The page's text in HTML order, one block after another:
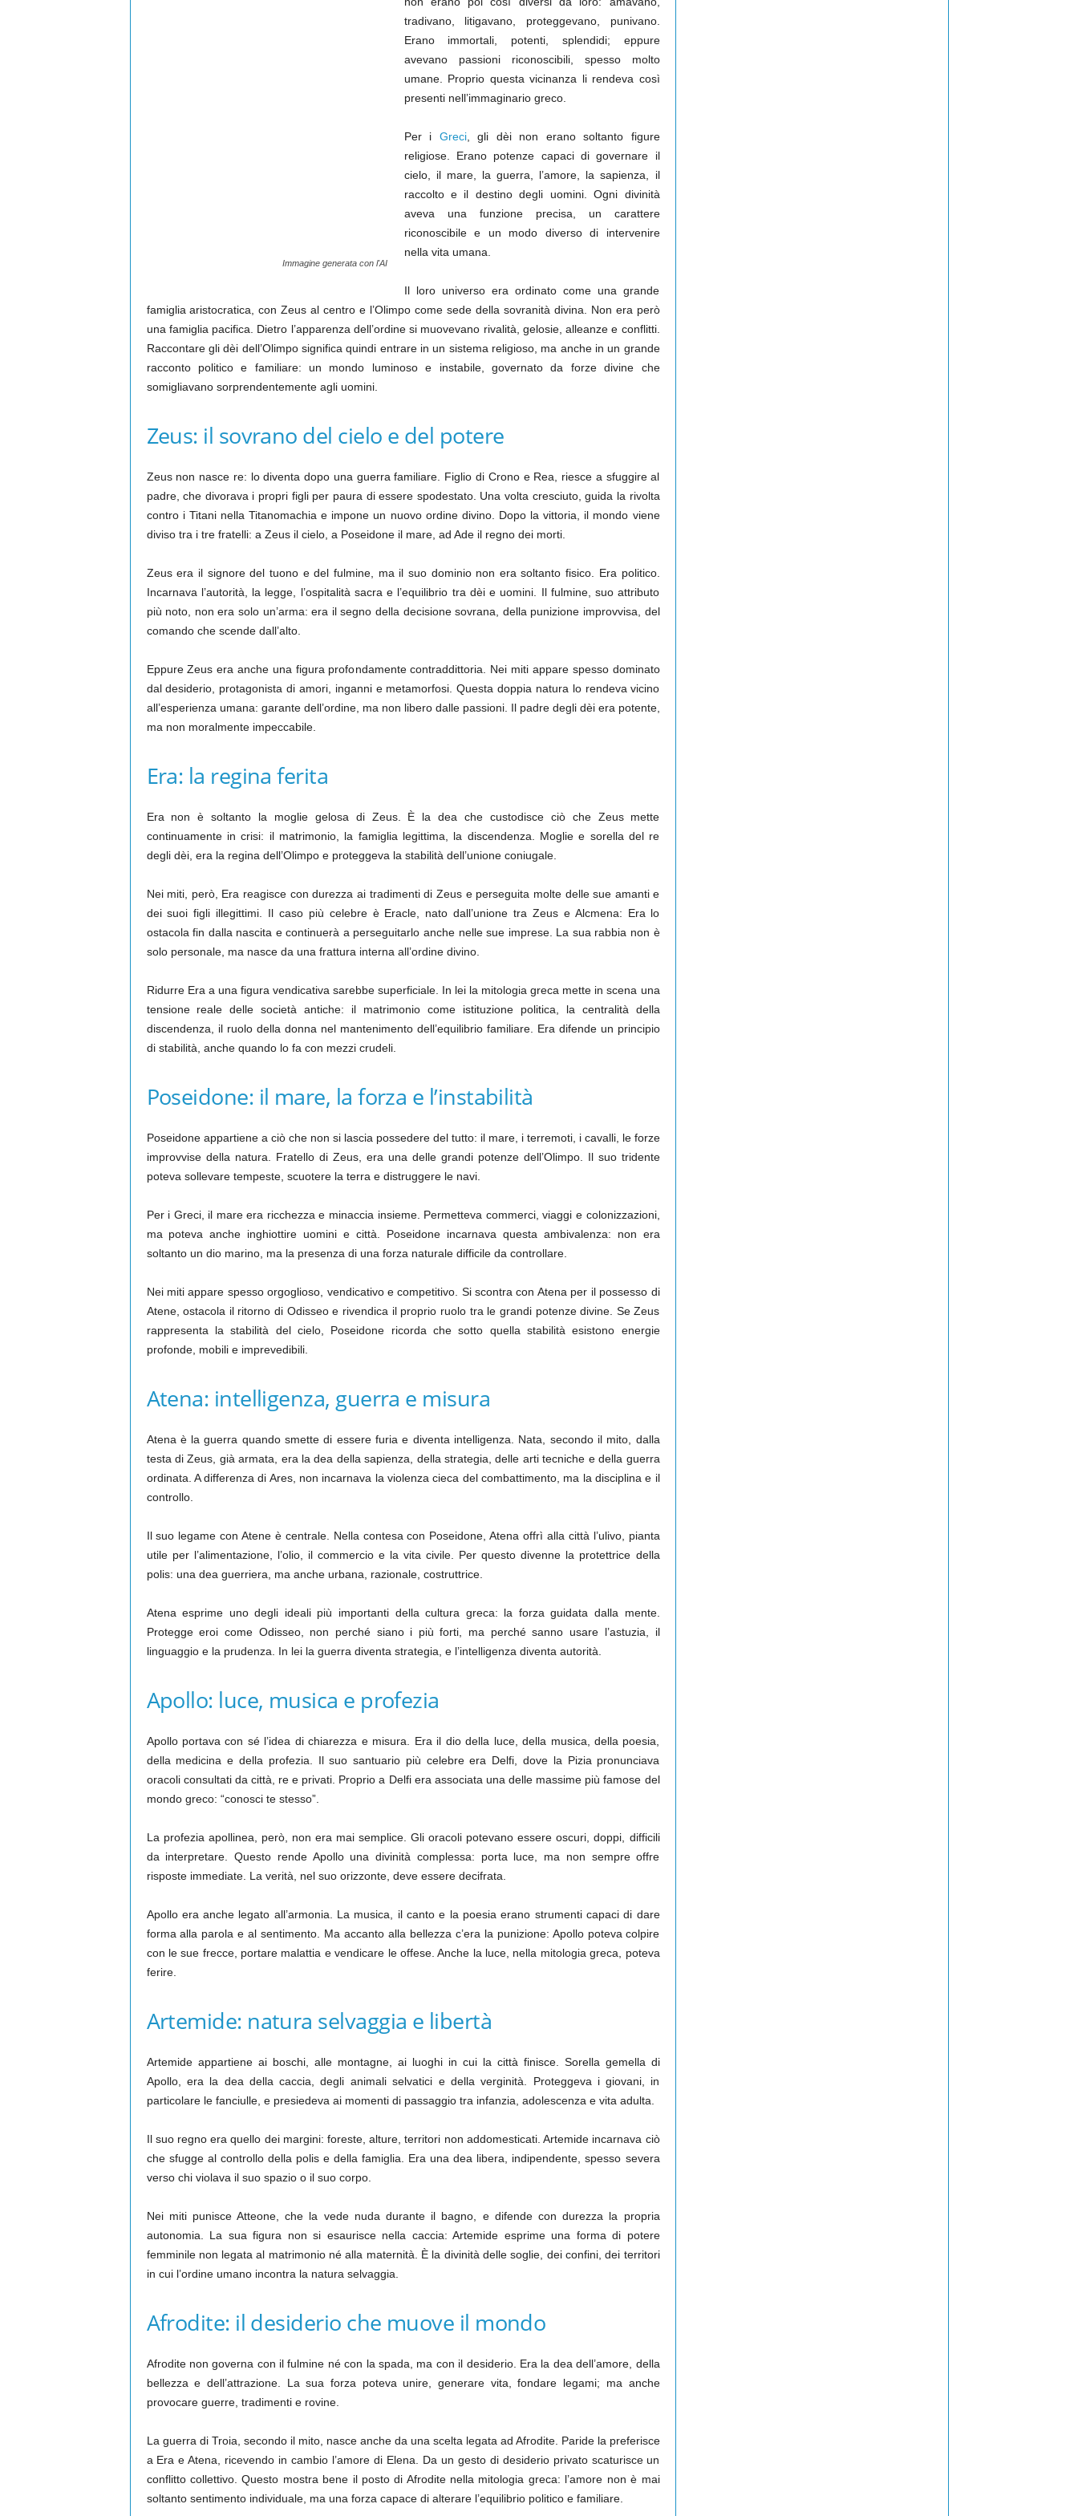
Immagine generata con l'AI
tradivano, litigavano, proteggevano, punivano.
Erano immortali, potenti, splendidi; eppure
avevano passioni riconoscibili, spesso molto
umane. Proprio questa vicinanza li rendeva così
presenti nell’immaginario greco.
Per i Greci, gli dèi non erano soltanto figure
religiose. Erano potenze capaci di governare il
cielo, il mare, la guerra, l’amore, la sapienza, il
raccolto e il destino degli uomini. Ogni divinità
aveva una funzione precisa, un carattere
riconoscibile e un modo diverso di intervenire
nella vita umana.
Il loro universo era ordinato come una grande
famiglia aristocratica, con Zeus al centro e l’Olimpo come sede della sovranità divina. Non era però
una famiglia pacifica. Dietro l’apparenza dell’ordine si muovevano rivalità, gelosie, alleanze e conflitti.
Raccontare gli dèi dell’Olimpo significa quindi entrare in un sistema religioso, ma anche in un grande
racconto politico e familiare: un mondo luminoso e instabile, governato da forze divine che
somigliavano sorprendentemente agli uomini.
Zeus: il sovrano del cielo e del potere
Zeus non nasce re: lo diventa dopo una guerra familiare. Figlio di Crono e Rea, riesce a sfuggire al
padre, che divorava i propri figli per paura di essere spodestato. Una volta cresciuto, guida la rivolta
contro i Titani nella Titanomachia e impone un nuovo ordine divino. Dopo la vittoria, il mondo viene
diviso tra i tre fratelli: a Zeus il cielo, a Poseidone il mare, ad Ade il regno dei morti.
Zeus era il signore del tuono e del fulmine, ma il suo dominio non era soltanto fisico. Era politico.
Incarnava l’autorità, la legge, l’ospitalità sacra e l’equilibrio tra dèi e uomini. Il fulmine, suo attributo
più noto, non era solo un’arma: era il segno della decisione sovrana, della punizione improvvisa, del
comando che scende dall’alto.
Eppure Zeus era anche una figura profondamente contraddittoria. Nei miti appare spesso dominato
dal desiderio, protagonista di amori, inganni e metamorfosi. Questa doppia natura lo rendeva vicino
all’esperienza umana: garante dell’ordine, ma non libero dalle passioni. Il padre degli dèi era potente,
ma non moralmente impeccabile.
Era: la regina ferita
Era non è soltanto la moglie gelosa di Zeus. È la dea che custodisce ciò che Zeus mette
continuamente in crisi: il matrimonio, la famiglia legittima, la discendenza. Moglie e sorella del re
degli dèi, era la regina dell’Olimpo e proteggeva la stabilità dell’unione coniugale.
Nei miti, però, Era reagisce con durezza ai tradimenti di Zeus e perseguita molte delle sue amanti e
dei suoi figli illegittimi. Il caso più celebre è Eracle, nato dall’unione tra Zeus e Alcmena: Era lo
ostacola fin dalla nascita e continuerà a perseguitarlo anche nelle sue imprese. La sua rabbia non è
solo personale, ma nasce da una frattura interna all’ordine divino.
Ridurre Era a una figura vendicativa sarebbe superficiale. In lei la mitologia greca mette in scena una
tensione reale delle società antiche: il matrimonio come istituzione politica, la centralità della
discendenza, il ruolo della donna nel mantenimento dell’equilibrio familiare. Era difende un principio
di stabilità, anche quando lo fa con mezzi crudeli.
Poseidone: il mare, la forza e l’instabilità
Poseidone appartiene a ciò che non si lascia possedere del tutto: il mare, i terremoti, i cavalli, le forze
improvvise della natura. Fratello di Zeus, era una delle grandi potenze dell’Olimpo. Il suo tridente
poteva sollevare tempeste, scuotere la terra e distruggere le navi.
Per i Greci, il mare era ricchezza e minaccia insieme. Permetteva commerci, viaggi e colonizzazioni,
ma poteva anche inghiottire uomini e città. Poseidone incarnava questa ambivalenza: non era
soltanto un dio marino, ma la presenza di una forza naturale difficile da controllare.
Nei miti appare spesso orgoglioso, vendicativo e competitivo. Si scontra con Atena per il possesso di
Atene, ostacola il ritorno di Odisseo e rivendica il proprio ruolo tra le grandi potenze divine. Se Zeus
rappresenta la stabilità del cielo, Poseidone ricorda che sotto quella stabilità esistono energie
profonde, mobili e imprevedibili.
Atena: intelligenza, guerra e misura
Atena è la guerra quando smette di essere furia e diventa intelligenza. Nata, secondo il mito, dalla
testa di Zeus, già armata, era la dea della sapienza, della strategia, delle arti tecniche e della guerra
ordinata. A differenza di Ares, non incarnava la violenza cieca del combattimento, ma la disciplina e il
controllo.
Il suo legame con Atene è centrale. Nella contesa con Poseidone, Atena offrì alla città l’ulivo, pianta
utile per l’alimentazione, l’olio, il commercio e la vita civile. Per questo divenne la protettrice della
polis: una dea guerriera, ma anche urbana, razionale, costruttrice.
Atena esprime uno degli ideali più importanti della cultura greca: la forza guidata dalla mente.
Protegge eroi come Odisseo, non perché siano i più forti, ma perché sanno usare l’astuzia, il
linguaggio e la prudenza. In lei la guerra diventa strategia, e l’intelligenza diventa autorità.
Apollo: luce, musica e profezia
Apollo portava con sé l’idea di chiarezza e misura. Era il dio della luce, della musica, della poesia,
della medicina e della profezia. Il suo santuario più celebre era Delfi, dove la Pizia pronunciava
oracoli consultati da città, re e privati. Proprio a Delfi era associata una delle massime più famose del
mondo greco: “conosci te stesso”.
La profezia apollinea, però, non era mai semplice. Gli oracoli potevano essere oscuri, doppi, difficili
da interpretare. Questo rende Apollo una divinità complessa: porta luce, ma non sempre offre
risposte immediate. La verità, nel suo orizzonte, deve essere decifrata.
Apollo era anche legato all’armonia. La musica, il canto e la poesia erano strumenti capaci di dare
forma alla parola e al sentimento. Ma accanto alla bellezza c’era la punizione: Apollo poteva colpire
con le sue frecce, portare malattia e vendicare le offese. Anche la luce, nella mitologia greca, poteva
ferire.
Artemide: natura selvaggia e libertà
Artemide appartiene ai boschi, alle montagne, ai luoghi in cui la città finisce. Sorella gemella di
Apollo, era la dea della caccia, degli animali selvatici e della verginità. Proteggeva i giovani, in
particolare le fanciulle, e presiedeva ai momenti di passaggio tra infanzia, adolescenza e vita adulta.
Il suo regno era quello dei margini: foreste, alture, territori non addomesticati. Artemide incarnava ciò
che sfugge al controllo della polis e della famiglia. Era una dea libera, indipendente, spesso severa
verso chi violava il suo spazio o il suo corpo.
Nei miti punisce Atteone, che la vede nuda durante il bagno, e difende con durezza la propria
autonomia. La sua figura non si esaurisce nella caccia: Artemide esprime una forma di potere
femminile non legata al matrimonio né alla maternità. È la divinità delle soglie, dei confini, dei territori
in cui l’ordine umano incontra la natura selvaggia.
Afrodite: il desiderio che muove il mondo
Afrodite non governa con il fulmine né con la spada, ma con il desiderio. Era la dea dell’amore, della
bellezza e dell’attrazione. La sua forza poteva unire, generare vita, fondare legami; ma anche
provocare guerre, tradimenti e rovine.
La guerra di Troia, secondo il mito, nasce anche da una scelta legata ad Afrodite. Paride la preferisce
a Era e Atena, ricevendo in cambio l’amore di Elena. Da un gesto di desiderio privato scaturisce un
conflitto collettivo. Questo mostra bene il posto di Afrodite nella mitologia greca: l’amore non è mai
soltanto sentimento individuale, ma una forza capace di alterare l’equilibrio politico e familiare.